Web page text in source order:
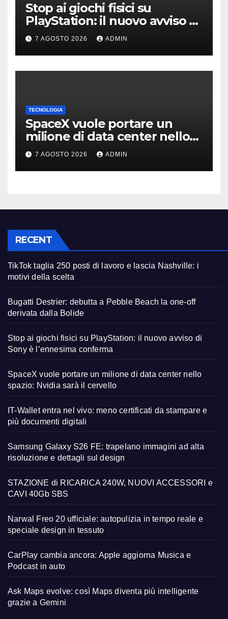
Stop ai giochi fisici su
PlayStation: il nuovo avviso di
Sony è l’ennesima conferma
7 AGOSTO 2026 ADMIN
TECNOLOGIA
SpaceX vuole portare un
milione di data center nello
spazio: Nvidia sarà il cervello
7 AGOSTO 2026 ADMIN
RECENT
TikTok taglia 250 posti di lavoro e lascia Nashville: i
motivi della scelta
Bugatti Destrier: debutta a Pebble Beach la one-off
derivata dalla Bolide
Stop ai giochi fisici su PlayStation: il nuovo avviso di
Sony è l’ennesima conferma
SpaceX vuole portare un milione di data center nello
spazio: Nvidia sarà il cervello
IT-Wallet entra nel vivo: meno certificati da stampare e
più documenti digitali
Samsung Galaxy S26 FE: trapelano immagini ad alta
risoluzione e dettagli sul design
STAZIONE di RICARICA 240W, NUOVI ACCESSORI e
CAVI 40Gb SBS
Narwal Freo 20 ufficiale: autopulizia in tempo reale e
speciale design in tessuto
CarPlay cambia ancora: Apple aggiorna Musica e
Podcast in auto
Ask Maps evolve: così Maps diventa più intelligente
grazie a Gemini